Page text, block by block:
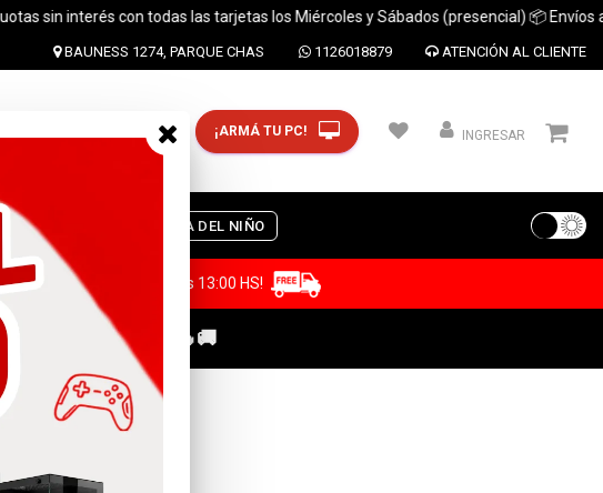
interés con todas las tarjetas los Miércoles y Sábados (presencial) 📦 Envíos a todo
BAUNESS 1274, PARQUE CHAS 1126018879 ATENCIÓN AL CLIENTE
Ingresar CP y ciudad ¡ARMÁ TU PC! INGRESAR
DIA DEL NIÑO
tu compra antes de las 13:00 HS!
UNA PC GAMER🔥🚚